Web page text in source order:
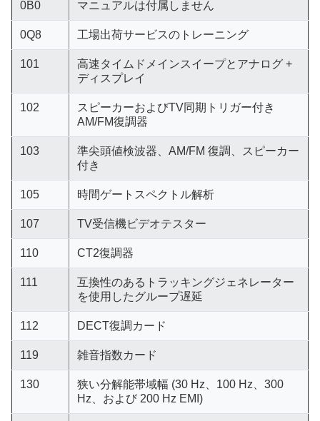
0B0 マニュアルは付属しません
0Q8 工場出荷サービスのトレーニング
101
高速タイムドメインスイープとアナログ +
ディスプレイ
102
スピーカーおよびTV同期トリガー付き
AM/FM復調器
103
準尖頭値検波器、AM/FM 復調、スピーカー
付き
105 時間ゲートスペクトル解析
107 TV受信機ビデオテスター
110 CT2復調器
111
互換性のあるトラッキングジェネレーター
を使用したグループ遅延
112 DECT復調カード
119 雑音指数カード
130
狭い分解能帯域幅 (30 Hz、100 Hz、300
Hz、および 200 Hz EMI)